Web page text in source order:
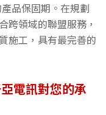
品保固期。在規劃
跨領域的聯盟服務，
施工，具有最完善的
電訊對您的承